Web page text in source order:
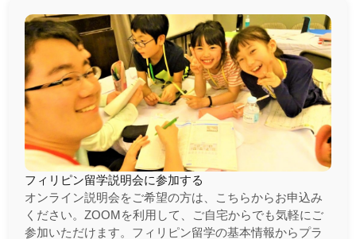
フィリピン留学説明会に参加する
オンライン説明会をご希望の方は、こちらからお申込み
ください。ZOOMを利用して、ご自宅からでも気軽にご
参加いただけます。フィリピン留学の基本情報からプラ